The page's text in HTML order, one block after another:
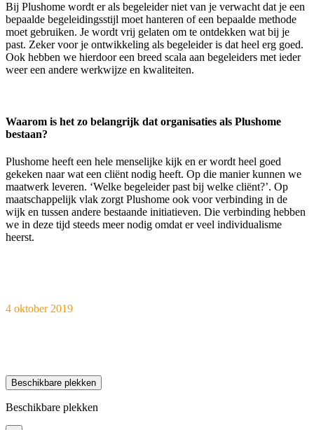
Bij Plushome wordt er als begeleider niet van je verwacht dat je een
bepaalde begeleidingsstijl moet hanteren of een bepaalde methode
moet gebruiken. Je wordt vrij gelaten om te ontdekken wat bij je
past. Zeker voor je ontwikkeling als begeleider is dat heel erg goed.
Ook hebben we hierdoor een breed scala aan begeleiders met ieder
weer een andere werkwijze en kwaliteiten.
Waarom is het zo belangrijk dat organisaties als Plushome
bestaan?
Plushome heeft een hele menselijke kijk en er wordt heel goed
gekeken naar wat een cliënt nodig heeft. Op die manier kunnen we
maatwerk leveren. ‘Welke begeleider past bij welke cliënt?’. Op
maatschappelijk vlak zorgt Plushome ook voor verbinding in de
wijk en tussen andere bestaande initiatieven. Die verbinding hebben
we in deze tijd steeds meer nodig omdat er veel individualisme
heerst.
4 oktober 2019
Beschikbare plekken
Beschikbare plekken